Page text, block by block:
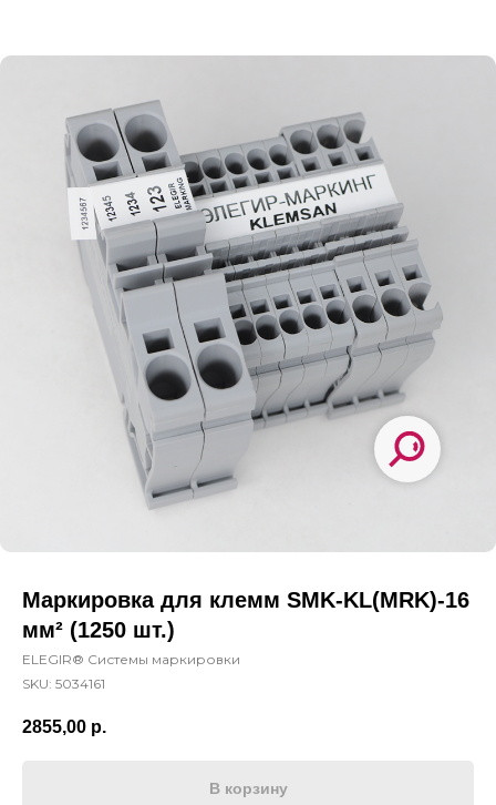
Маркировка для клемм SMK-KL(MRK)-16
мм² (1250 шт.)
ELEGIR® Системы маркировки
SKU: 5034161
2855,00 р.
В корзину